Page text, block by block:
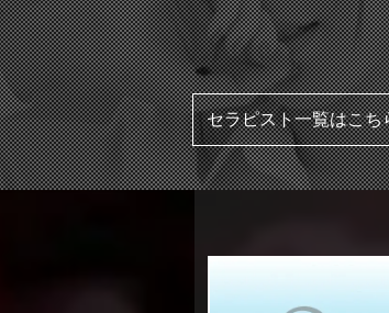
セラピスト一覧はこち